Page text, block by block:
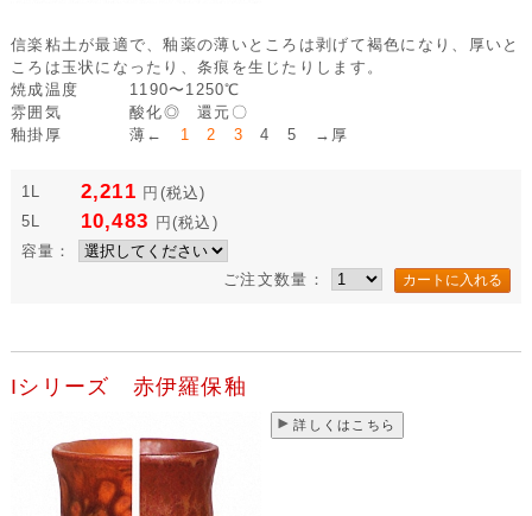
信楽粘土が最適で、釉薬の薄いところは剥げて褐色になり、厚いと
ころは玉状になったり、条痕を生じたりします。
焼成温度
1190〜1250℃
雰囲気
酸化◎ 還元〇
釉掛厚
薄← 1 2 3 4 5 →厚
1L 2,211 円 (税込)
5L
10,483 円 (税込)
容量：
ご注文数量：
Iシリーズ 赤伊羅保釉
詳しくはこちら